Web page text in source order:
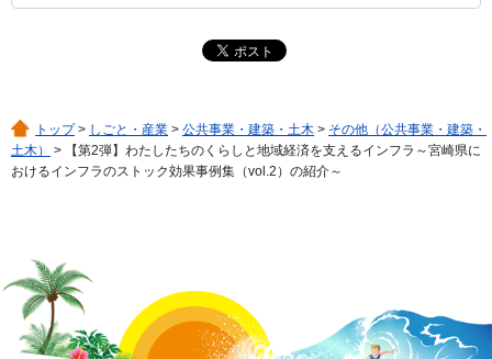
トップ> しごと・産業 > 公共事業・建築・土木 > その他（公共事業・建築・
土木）
> 【第2弾】わたしたちのくらしと地域経済を支えるインフラ～宮崎県に
おけるインフラのストック効果事例集（vol.2）の紹介～